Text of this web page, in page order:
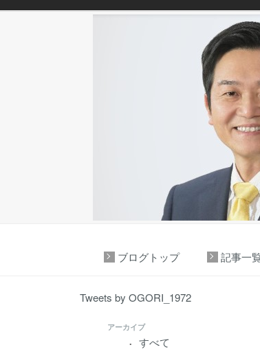
ブログトップ 記事一
Tweets by OGORI_1972
アーカイブ
すべて